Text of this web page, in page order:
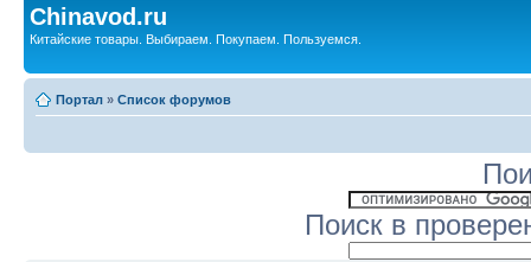
Chinavod.ru
Китайские товары. Выбираем. Покупаем. Пользуемся.
Портал » Список форумов
Поиск в